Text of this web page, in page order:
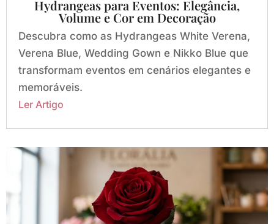
Hydrangeas para Eventos: Elegância,
Volume e Cor em Decoração
Descubra como as Hydrangeas White Verena,
Verena Blue, Wedding Gown e Nikko Blue que
transformam eventos em cenários elegantes e
memoráveis.